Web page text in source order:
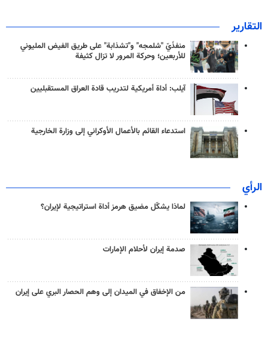
التقارير
منفذَيّ "شلمجه" و"تشذابة" على طريق الفيض المليوني
للأربعين؛ وحركة المرور لا تزال كثيفة
آيلب: أداة أمريكية لتدريب قادة العراق المستقبليين
استدعاء القائم بالأعمال الأوكراني إلى وزارة الخارجية
الرأي
لماذا يشكّل مضيق هرمز أداة استراتيجية لإيران؟
صدمة إيران لأحلام الإمارات
من الإخفاق في الميدان إلى وهم الحصار البري على إيران